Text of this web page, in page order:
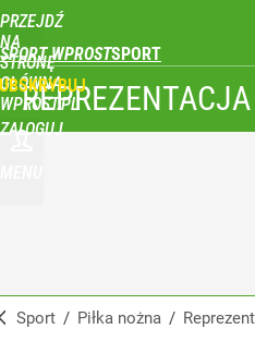
PRZEJDŹ
NA
STRONĘ
GŁÓWNĄ
WPROST.PL
SPORT WPROST
ZALOGUJ
Sport / Piłka nożna /